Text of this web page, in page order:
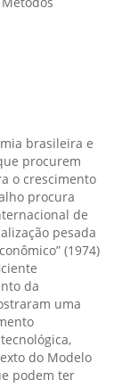
brasileira e
procurem
o crescimento
procura
de
pesada
(1974)
da
uma
do Modelo
podem ter